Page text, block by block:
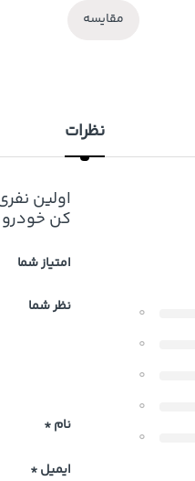
مقایسه
نظرات
0
0
0
0
0
اولین
کن
امتیاز شما
نظر شما
نام*
ایمیل*